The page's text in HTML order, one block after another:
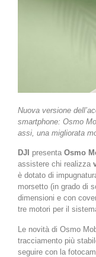
Nuova versione
smartphone: Osmo
assi, una migliorata
DJI presenta Osmo
assistere chi realizza
è dotato di
morsetto (in grado di
dimensioni e con
tre motori per il
Le novità di Osmo
tracciamento più
seguire con la